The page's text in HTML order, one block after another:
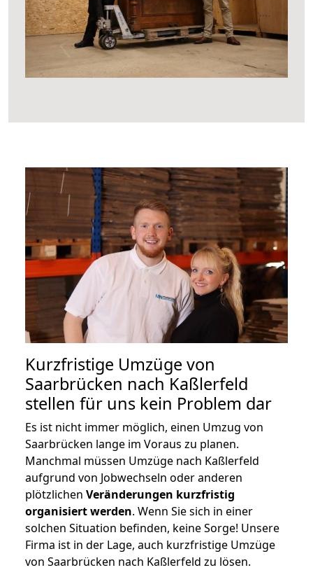
Kurzfristige Umzüge von
Saarbrücken nach Kaßlerfeld
stellen für uns kein Problem dar
Es ist nicht immer möglich, einen Umzug von
Saarbrücken lange im Voraus zu planen.
Manchmal müssen Umzüge nach Kaßlerfeld
aufgrund von Jobwechseln oder anderen
plötzlichen Veränderungen kurzfristig
organisiert werden. Wenn Sie sich in einer
solchen Situation befinden, keine Sorge! Unsere
Firma ist in der Lage, auch kurzfristige Umzüge
von Saarbrücken nach Kaßlerfeld zu lösen.